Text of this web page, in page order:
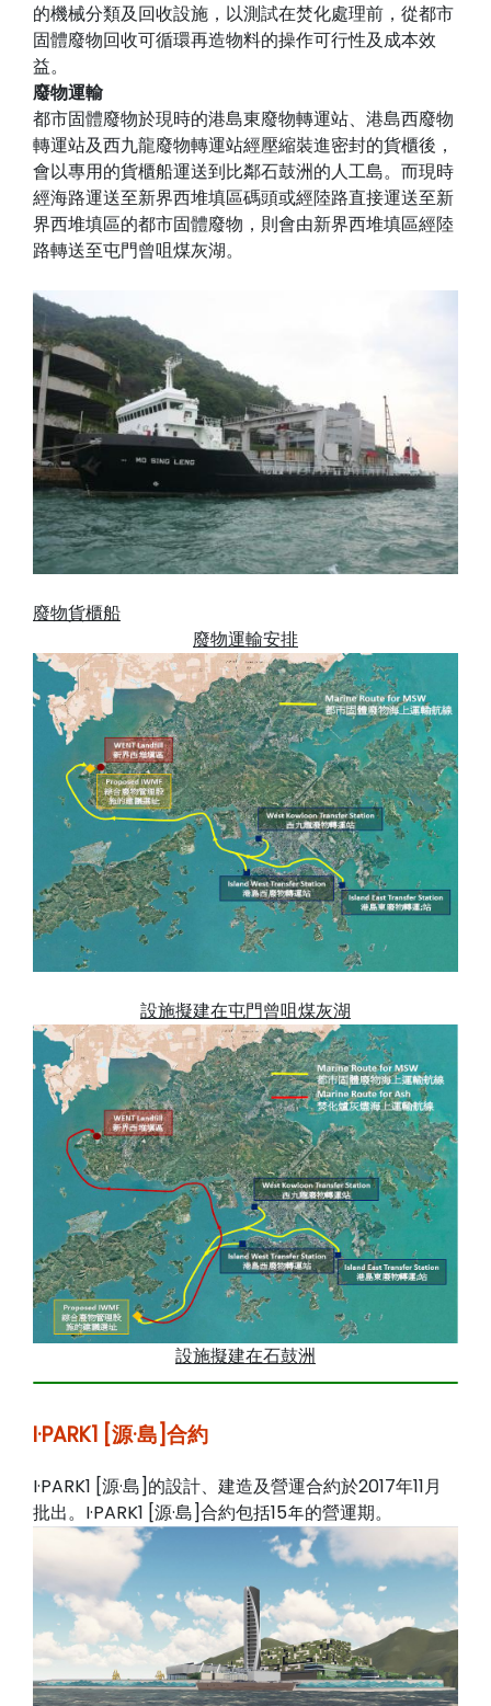
的機械分類及回收設施，以測試在焚化處理前，從都市
固體廢物回收可循環再造物料的操作可行性及成本效
益。
廢物運輸
都市固體廢物於現時的港島東廢物轉運站、港島西廢物
轉運站及西九龍廢物轉運站經壓縮裝進密封的貨櫃後，
會以專用的貨櫃船運送到比鄰石鼓洲的人工島。而現時
經海路運送至新界西堆填區碼頭或經陸路直接運送至新
界西堆填區的都市固體廢物，則會由新界西堆填區經陸
路轉送至屯門曾咀煤灰湖。
廢物貨櫃船
廢物運輸安排
設施擬建在屯門曾咀煤灰湖
設施擬建在石鼓洲
I·PARK1 [源·島]合約
I·PARK1 [源·島]的設計、建造及營運合約於2017年11月
批出。I·PARK1 [源·島]合約包括15年的營運期。